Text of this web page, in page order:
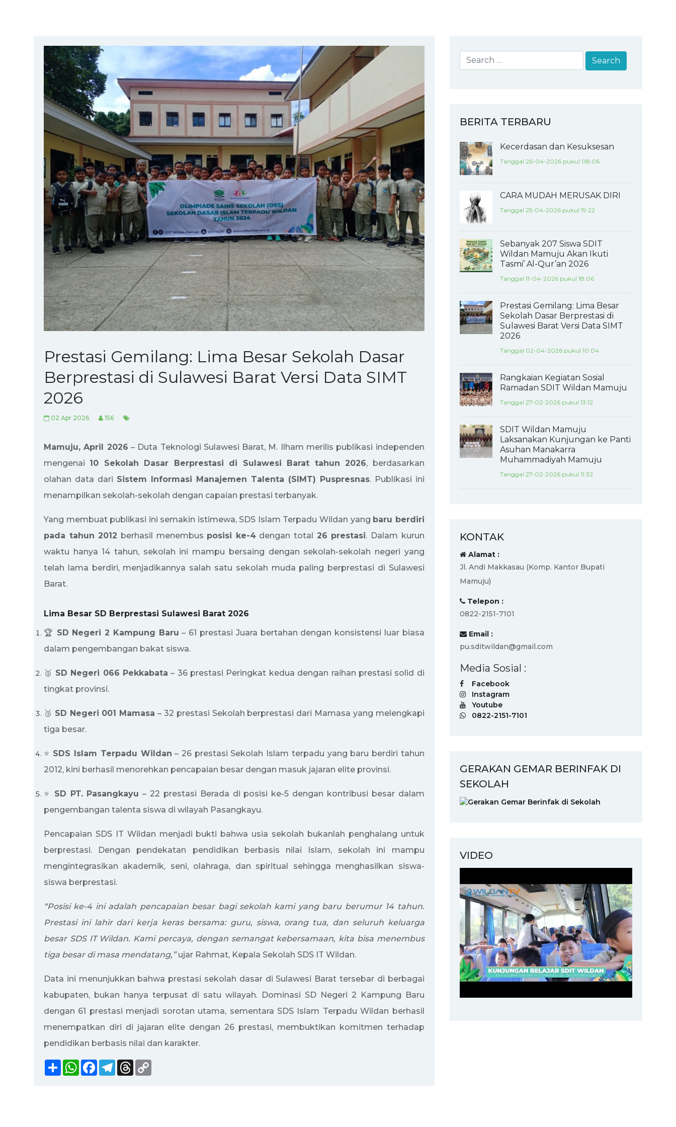
Prestasi Gemilang: Lima Besar Sekolah Dasar
Berprestasi di Sulawesi Barat Versi Data SIMT
2026
02 Apr 2026 156
Mamuju, April 2026 – Duta Teknologi Sulawesi Barat, M. Ilham merilis publikasi independen
mengenai 10 Sekolah Dasar Berprestasi di Sulawesi Barat tahun 2026, berdasarkan
olahan data dari Sistem Informasi Manajemen Talenta (SIMT) Puspresnas. Publikasi ini
menampilkan sekolah-sekolah dengan capaian prestasi terbanyak.
Yang membuat publikasi ini semakin istimewa, SDS Islam Terpadu Wildan yang baru berdiri
pada tahun 2012 berhasil menembus posisi ke-4dengan total 26 prestasi. Dalam kurun
waktu hanya 14 tahun, sekolah ini mampu bersaing dengan sekolah-sekolah negeri yang
telah lama berdiri, menjadikannya salah satu sekolah muda paling berprestasi di Sulawesi
Barat.
Lima Besar SD Berprestasi Sulawesi Barat 2026
🏆 SD Negeri 2 Kampung Baru – 61 prestasi Juara bertahan dengan konsistensi luar biasa
dalam pengembangan bakat siswa.
🥈 SD Negeri 066 Pekkabata – 36 prestasi Peringkat kedua dengan raihan prestasi solid di
tingkat provinsi.
🥉 SD Negeri 001 Mamasa – 32 prestasi Sekolah berprestasi dari Mamasa yang melengkapi
tiga besar.
⭐ SDS Islam Terpadu Wildan – 26 prestasi Sekolah Islam terpadu yang baru berdiri tahun
2012, kini berhasil menorehkan pencapaian besar dengan masuk jajaran elite provinsi.
⭐ SD PT. Pasangkayu – 22 prestasi Berada di posisi ke-5 dengan kontribusi besar dalam
pengembangan talenta siswa di wilayah Pasangkayu.
Pencapaian SDS IT Wildan menjadi bukti bahwa usia sekolah bukanlah penghalang untuk
berprestasi. Dengan pendekatan pendidikan berbasis nilai Islam, sekolah ini mampu
mengintegrasikan akademik, seni, olahraga, dan spiritual sehingga menghasilkan siswa-
siswa berprestasi.
“Posisi ke-4 ini adalah pencapaian besar bagi sekolah kami yang baru berumur 14 tahun.
Prestasi ini lahir dari kerja keras bersama: guru, siswa, orang tua, dan seluruh keluarga
besar SDS IT Wildan. Kami percaya, dengan semangat kebersamaan, kita bisa menembus
tiga besar di masa mendatang,” ujar Rahmat, Kepala Sekolah SDS IT Wildan.
Data ini menunjukkan bahwa prestasi sekolah dasar di Sulawesi Barat tersebar di berbagai
kabupaten, bukan hanya terpusat di satu wilayah. Dominasi SD Negeri 2 Kampung Baru
dengan 61 prestasi menjadi sorotan utama, sementara SDS Islam Terpadu Wildan berhasil
menempatkan diri di jajaran elite dengan 26 prestasi, membuktikan komitmen terhadap
pendidikan berbasis nilai dan karakter.
ShareWhatsApp
FacebookTelegram
Threads
BERITA TERBARU
Kecerdasan dan Kesuksesan
Tanggal 26-04-2026 pukul 08:06
CARA MUDAH MERUSAK DIRI
Tanggal 25-04-2026 pukul 19:22
Sebanyak 207 Siswa SDIT
Wildan Mamuju Akan Ikuti
Tasmi’ Al-Qur’an 2026
Tanggal 11-04-2026 pukul 18:06
Prestasi Gemilang: Lima Besar
Sekolah Dasar Berprestasi di
Sulawesi Barat Versi Data SIMT
2026
Tanggal 02-04-2026 pukul 10:04
Rangkaian Kegiatan Sosial
Ramadan SDIT Wildan Mamuju
Tanggal 27-02-2026 pukul 13:12
SDIT Wildan Mamuju
Laksanakan Kunjungan ke Panti
Asuhan Manakarra
Muhammadiyah Mamuju
Tanggal 27-02-2026 pukul 11:32
KONTAK
Alamat :
Jl. Andi Makkasau (Komp. Kantor Bupati
Mamuju)
Telepon :
0822-2151-7101
Email :
pu.sditwildan@gmail.com
Media Sosial :
Facebook
Instagram
Youtube
0822-2151-7101
GERAKAN GEMAR BERINFAK DI
SEKOLAH
VIDEO